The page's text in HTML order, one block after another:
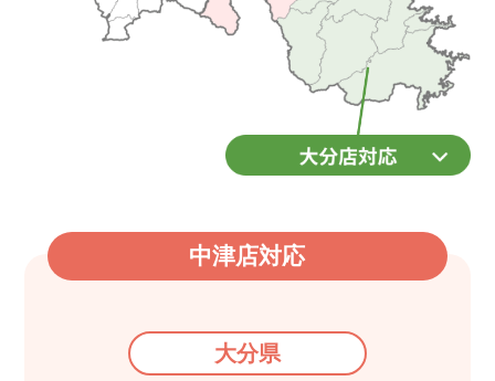
中津店対応
大分県